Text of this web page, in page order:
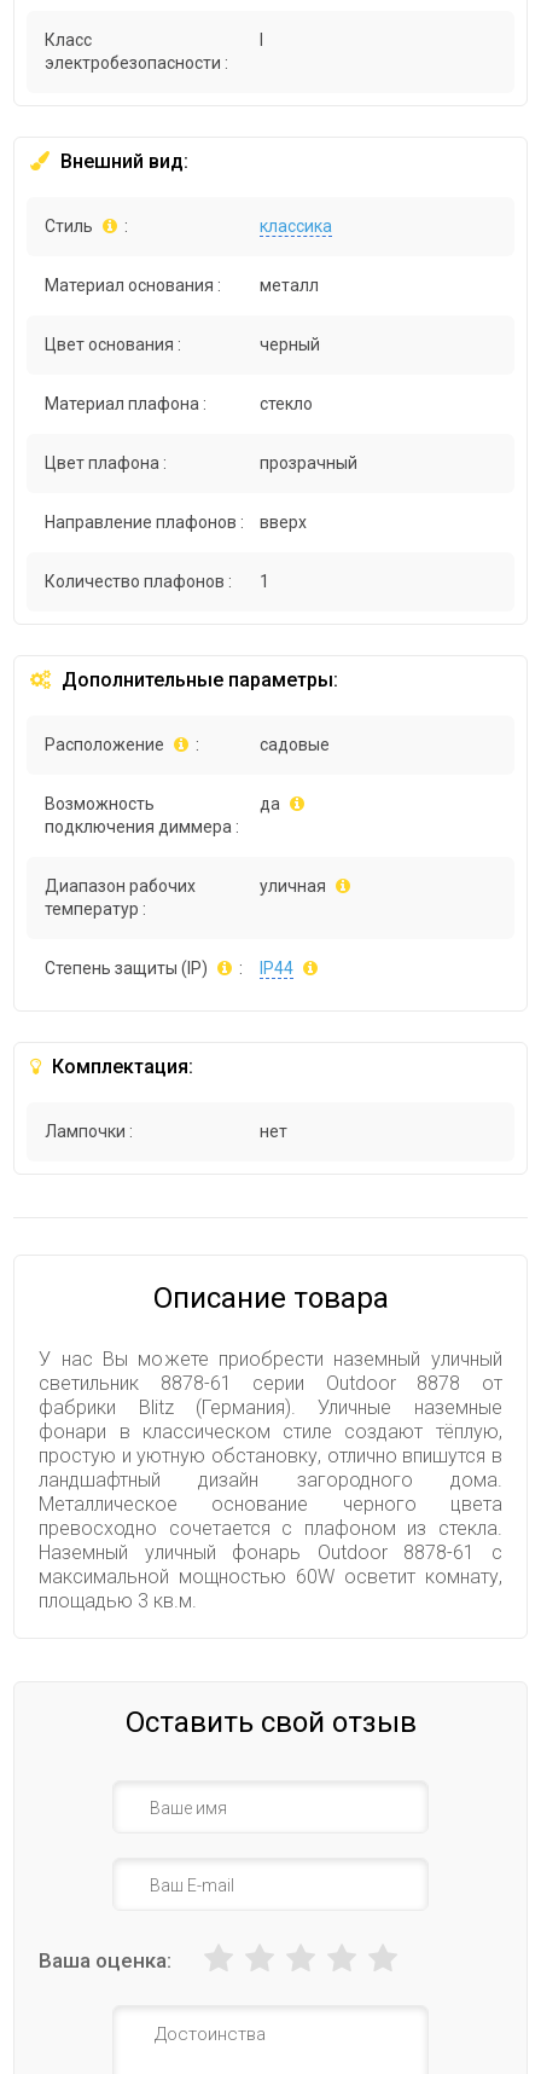
Класс
электробезопасности :
Внешний вид:
Стиль : классика
Материал основания : металл
Цвет основания : черный
Материал плафона : стекло
Цвет плафона : прозрачный
Направление плафонов : вверх
Количество плафонов : 1
Дополнительные параметры:
Расположение : садовые
Возможность
подключения диммера :
да
Диапазон рабочих
температур :
уличная
Степень защиты (IP) : IP44
Комплектация:
Лампочки : нет
Описание товара
У нас Вы можете приобрести наземный уличный
светильник 8878-61 серии Outdoor 8878 от
фабрики Blitz (Германия). Уличные наземные
фонари в классическом стиле создают тёплую,
простую и уютную обстановку, отлично впишутся в
ландшафтный дизайн загородного дома.
Металлическое основание черного цвета
превосходно сочетается с плафоном из стекла.
Наземный уличный фонарь Outdoor 8878-61 с
максимальной мощностью 60W осветит комнату,
площадью 3 кв.м.
Оставить свой отзыв
Ваша оценка: